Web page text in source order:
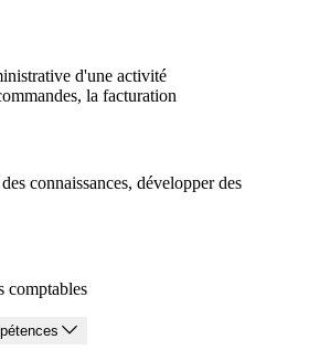
d'une activité
la facturation
connaissances, développer des
comptables